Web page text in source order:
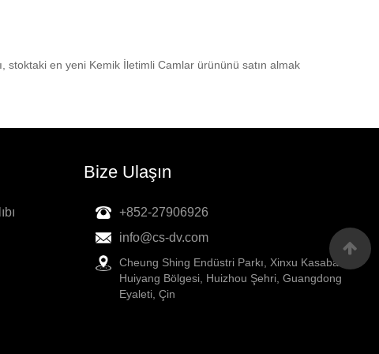
en yeni Kemik İletimli Camlar ürününü satın almak
Bize Ulaşın
+852-27906926
info@cs-dv.com
Cheung Shing Endüstri Parkı, Xinxu Kasabası,
Huiyang Bölgesi, Huizhou Şehri, Guangdong
Eyaleti, Çin